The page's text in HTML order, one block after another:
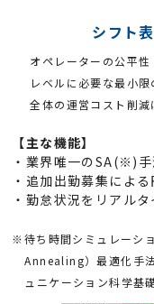
シフト
オペレーターの公平
レベルに必要な最小
全体の運営コスト削減
【主な機能】
・業界唯一のSA(※)
・追加出勤募集によ
・勤怠状況をリアル
※待ち時間シミュレーシ
Annealing）最適化手
ュニケーション科学基